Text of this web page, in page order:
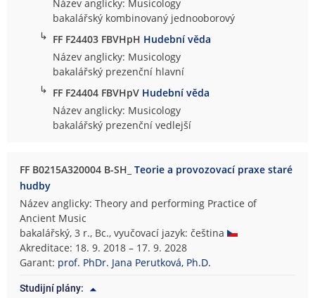
Název anglicky: Musicology
bakalářský kombinovaný jednooborový
↳ FF F24403 FBVHpH Hudební věda
Název anglicky: Musicology
bakalářský prezenční hlavní
↳ FF F24404 FBVHpV Hudební věda
Název anglicky: Musicology
bakalářský prezenční vedlejší
FF B0215A320004 B-SH_Teorie a provozovací praxe staré
hudby
Název anglicky: Theory and performing Practice of
Ancient Music
bakalářský, 3 r., Bc., vyučovací jazyk: čeština
Akreditace: 18. 9. 2018 – 17. 9. 2028
Garant: prof. PhDr. Jana Perutková, Ph.D.
Studijní plány: